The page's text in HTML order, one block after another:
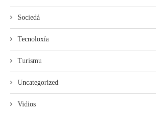
Sociedá
Tecnoloxía
Turismu
Uncategorized
Vidios